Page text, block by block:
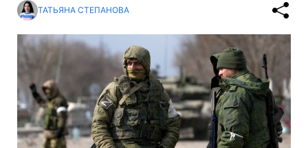
ТАТЬЯНА СТЕПАНОВА